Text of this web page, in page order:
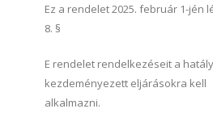
Ez a rendelet 2025. február 1-jén
8. §
E rendelet rendelkezéseit a
kezdeményezett eljárásokra kell
alkalmazni.